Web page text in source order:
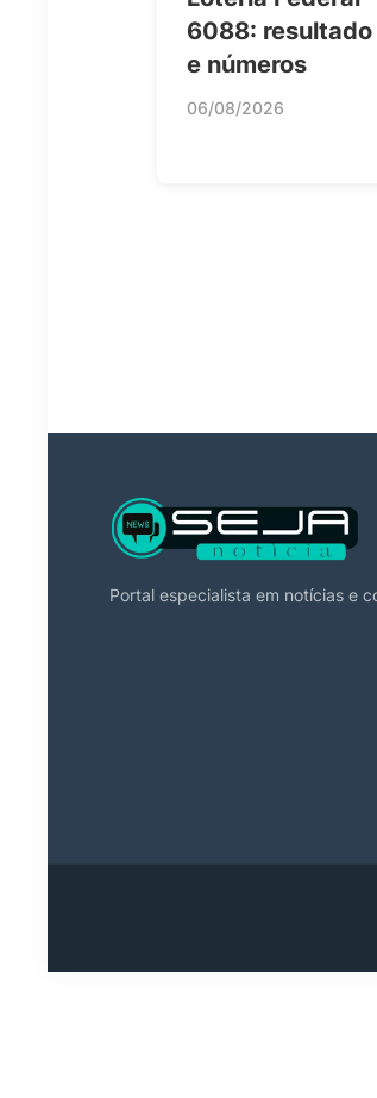
6088: resultado
e números
06/08/2026
Portal especialista em notícias e